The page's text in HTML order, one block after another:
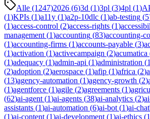
Alle (1247)2026 (6)3d (1)3pl (3)4pl (1)
(1)KPIs (1)a11y (1)a2p-10dlc (1)ab-testing (5
(1)access-control (2)access-rights (1)
management (1)accounting (83)accounting-
(1)accounting-firms (1)accounts-payable (3)
(1)activation (1)activecampaign (2)acumatica
(1)adequacy (1)admin-api (1)administration (1
(2)adoption (2)aerospace (1)afip (1)africa (2)
(13)agency-automation (1)agency-growth (2)
(1)agentforce (1)agile (2)agreements (1)
(62)ai-agent (1)ai-agents (38)ai-analytics (2)
assistants (1)ai-automation (6)ai-bot (1)ai-
(1)ai-content (1)ai-development (1)ai-ethics (1